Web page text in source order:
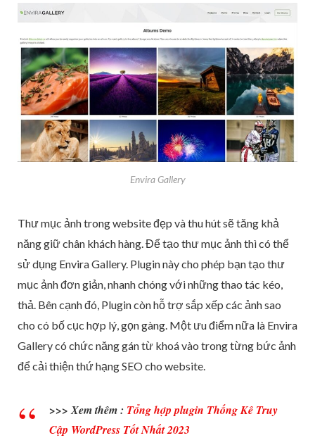
Envira Gallery
Thư mục ảnh trong website đẹp và thu hút sẽ tăng khả
năng giữ chân khách hàng. Để tạo thư mục ảnh thì có thể
sử dụng Envira Gallery. Plugin này cho phép bạn tạo thư
mục ảnh đơn giản, nhanh chóng với những thao tác kéo,
thả. Bên cạnh đó, Plugin còn hỗ trợ sắp xếp các ảnh sao
cho có bố cục hợp lý, gọn gàng. Một ưu điểm nữa là Envira
Gallery có chức năng gán từ khoá vào trong từng bức ảnh
để cải thiện thứ hạng SEO cho website.
>>> Xem thêm : Tổng hợp plugin Thống Kê Truy
Cập WordPress Tốt Nhất 2023